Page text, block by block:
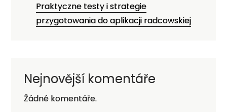
Praktyczne testy i strategie
przygotowania do aplikacji radcowskiej
Nejnovější komentáře
Žádné komentáře.